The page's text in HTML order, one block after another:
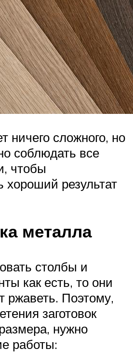
ничего сложного, но
соблюдать все
чтобы
хороший результат
металла
столбы и
как есть, то они
ржаветь. Поэтому,
заготовок
нужно
работы: